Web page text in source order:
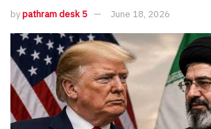
bypathram desk 5 June 18, 2026